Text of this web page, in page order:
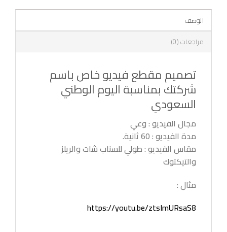
الوصف
مراجعات (0)
تصميم مقطع فيديو خاص باسم
شركتك بمناسبة اليوم الوطني
السعودي
مجال الفيديو : وعي
مدة الفيديو : 60 ثانية.
مقاس الفيديو : طولي للسناب شات والريلز
والتيكتوك
مثال :
https://youtu.be/ztsImURsaS8